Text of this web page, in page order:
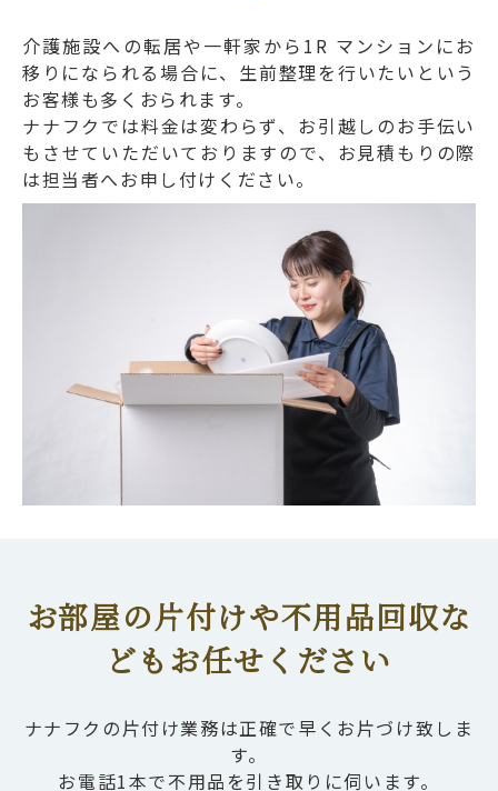
介護施設への転居や一軒家から1R マンションにお
移りになられる場合に、生前整理を行いたいという
お客様も多くおられます。
ナナフクでは料金は変わらず、お引越しのお手伝い
もさせていただいておりますので、お見積もりの際
は担当者へお申し付けください。
お部屋の片付けや不用品回収な
どもお任せください
ナナフクの片付け業務は正確で早くお片づけ致しま
す。
お電話1本で不用品を引き取りに伺います。